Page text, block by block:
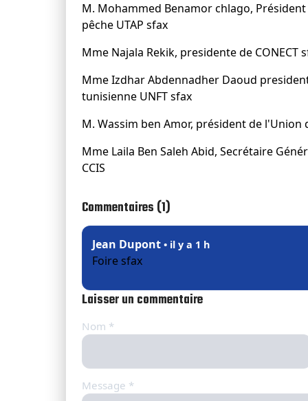
M. Mohammed Benamor chlago,
pêche UTAP sfax
Mme Najala Rekik, presidente de CONECT
Mme Izdhar Abdennadher Daoud
tunisienne UNFT sfax
M. Wassim ben Amor, président de
Mme Laila Ben Saleh Abid, Secrétaire
CCIS
Commentaires (1)
Jean Dupont • il y a 1 h
Foire sfax
Laisser un commentaire
Nom *
Message *